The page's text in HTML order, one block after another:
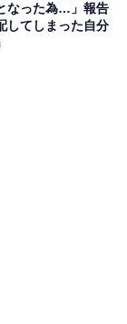
なった為…」報告
してしまった自分